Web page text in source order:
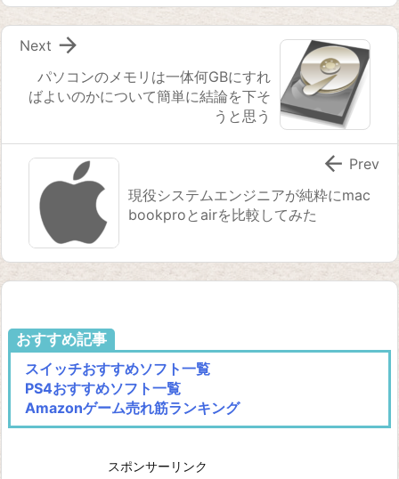
パソコンのメモリは一体何GBにすれ
ばよいのかについて簡単に結論を下そ
うと思う

Next
現役システムエンジニアが純粋にmac
bookproとairを比較してみた
 Prev
おすすめ記事
スイッチおすすめソフト一覧
PS4おすすめソフト一覧
Amazonゲーム売れ筋ランキング
スポンサーリンク